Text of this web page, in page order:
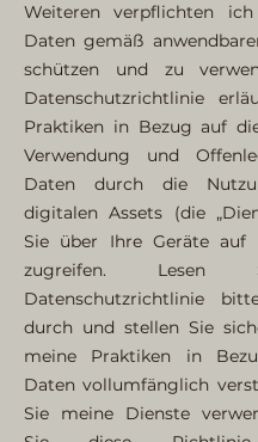
Weiteren verpflichten
Daten gemäß
schützen und zu
Datenschutzrichtlinie
Praktiken in Bezug auf
Verwendung und
Daten durch die
digitalen Assets (die
Sie über Ihre Geräte auf
zugreifen.
Datenschutzrichtlinie
durch und stellen Sie
meine Praktiken in
Daten vollumfänglich
Sie meine Dienste